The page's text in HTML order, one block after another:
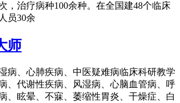
，治疗病种100余种。在全国建48个临床
员30余
师
病、心肺疾病、中医疑难病临床科研教学
、代谢性疾病、风湿病、心脑血管病、呼
、眩晕、不寐、萎缩性胃炎、干燥症、白